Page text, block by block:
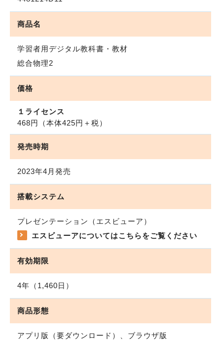
商品名
学習者用デジタル教科書・教材
総合物理2
価格
１ライセンス
468円
（本体425円＋税）
発売時期
2023年4月発売
搭載システム
プレゼンテーション（エスビューア）
エスビューアについてはこちらをご覧ください
有効期限
4年（1,460日）
商品形態
アプリ版（要ダウンロード）、ブラウザ版